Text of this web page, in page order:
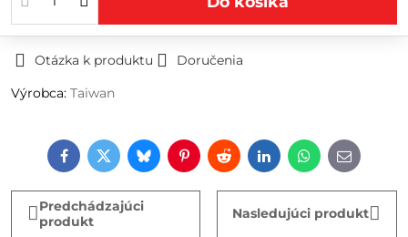
Otázka k produktu
Doručenia
Výrobca: Taiwan
FacebookTwitterBlueskyPinterestRedditLinkedInWhatsApp
E-
mail
Predchádzajúci
produkt
Nasledujúci produkt